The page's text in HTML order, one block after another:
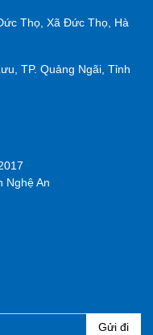
Thọ, Xã Đức Thọ, Hà
TP. Quảng Ngãi, Tỉnh
Nghệ An
Gửi đi